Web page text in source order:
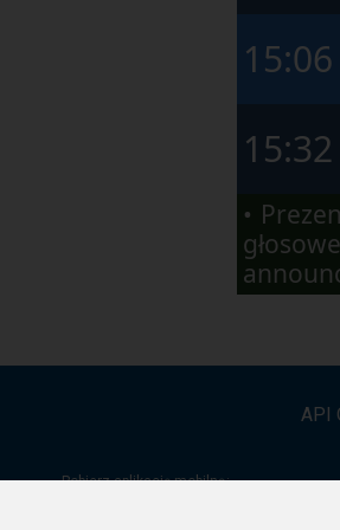
15:06
15:32
•
API
Pobierz aplikację mobilną: